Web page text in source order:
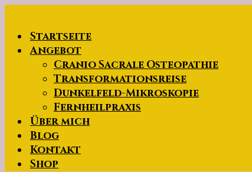
Hauptinhalt
springen
Startseite
Angebot
Cranio Sacrale Osteopathie
Transformationsreise
Dunkelfeld-Mikroskopie
Fernheilpraxis
Über mich
Blog
Kontakt
Shop